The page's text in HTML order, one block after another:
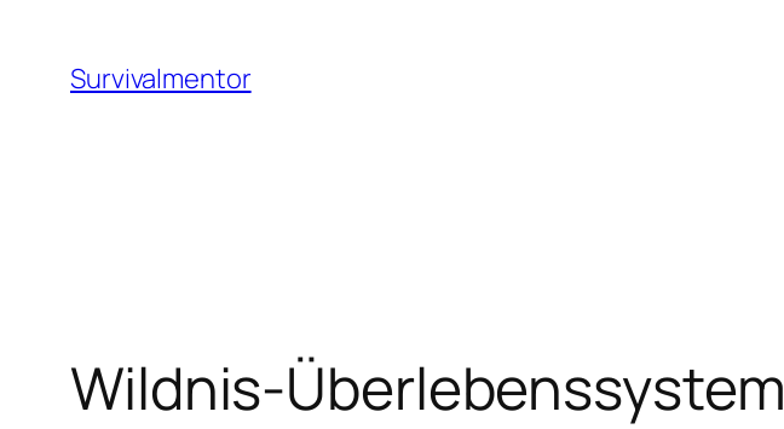
Inhalt
springen
Survivalmentor
Wildnis-Überlebenssystem